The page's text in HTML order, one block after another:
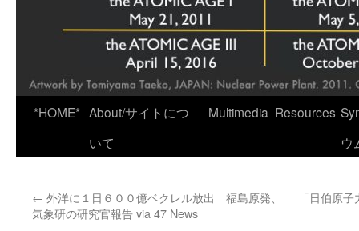
*HOME* About/サイトにつ
いて
Multimedia Resources
ウ
← 外洋に１日６００億ベクレル放出 福島原発、
気象研の研究官報告 via 47 News
「日伯原